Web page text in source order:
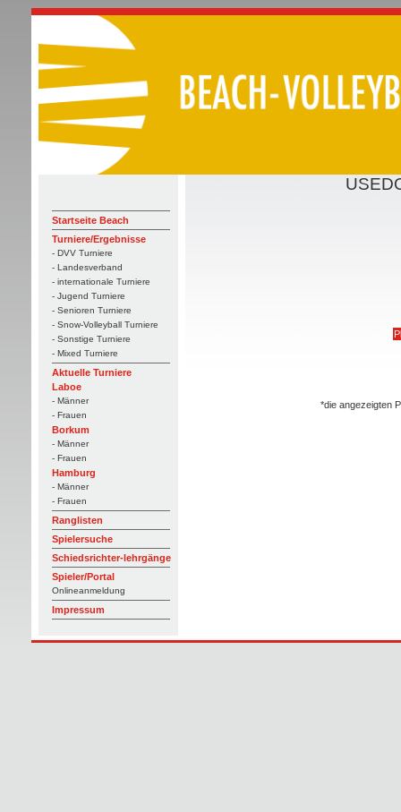
Startseite Beach
Turniere/Ergebnisse
- DVV Turniere
- Landesverband
- internationale Turniere
- Jugend Turniere
- Senioren Turniere
- Snow-Volleyball Turniere
- Sonstige Turniere
- Mixed Turniere
Aktuelle Turniere
Laboe
- Männer
- Frauen
Borkum
- Männer
- Frauen
Hamburg
- Männer
- Frauen
Ranglisten
Spielersuche
Schiedsrichter-lehrgänge
Spieler/Portal
Onlineanmeldung
Impressum
*die angezeigten